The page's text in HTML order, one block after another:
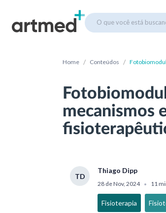
O que você está
Home / Conteúdos /
mecanismos
TD
Thiago Dipp
28 de Nov, 2024 • 11
Fisioterapia